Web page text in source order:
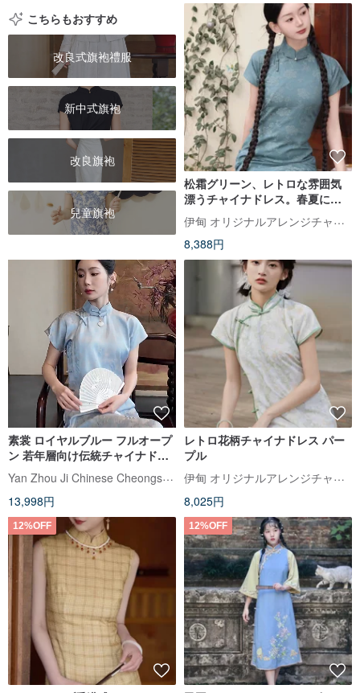
こちらもおすすめ
改良式旗袍禮服
新中式旗袍
改良旗袍
兒童旗袍
松霜グリーン、レトロな雰囲気
漂うチャイナドレス。春夏にぴ
ったりの、ゆったりとしたシル
エットが美しい半袖ワンピー
ス。
伊甸 オリジナルアレンジチャイナドレス
8,388円
素裳 ロイヤルブルー フルオープ
ン 若年層向け伝統チャイナドレ
ス レトロモダンチャイニーズス
タイルドレス
Yan Zhou Ji Chinese Cheongsam
13,998円
レトロ花柄チャイナドレス パー
プル
伊甸 オリジナルアレンジチャイナドレス
8,025円
12%OFF 12%OFF